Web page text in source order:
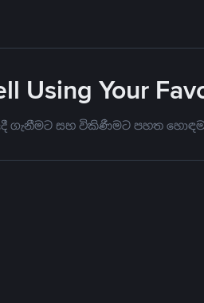
Using Your
ගැනීමට සහ විකිණීමට පහත හොඳම